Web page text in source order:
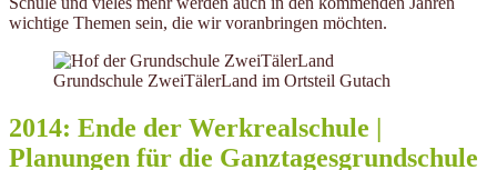
wichtige Themen sein, die wir voranbringen möchten.
Grundschule ZweiTälerLand im Ortsteil Gutach
2014: Ende der Werkrealschule |
Planungen für die Ganztagesgrundschule